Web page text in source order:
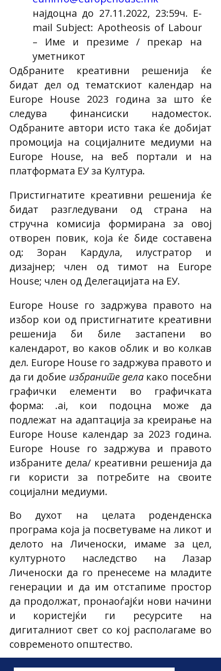
најдоцна до 27.11.2022, 23:59ч. E-
mail Subject: Apotheosis of Labour
– Име и презиме / прекар на
уметникот
Одбраните креативни решенија ќе
бидат дел од тематскиот календар на
Europe House 2023 година за што ќе
следува финансиски надоместок.
Одбраните автори исто така ќе добијат
промоција на социјалните медиуми на
Europe House, на веб портали и на
платформата ЕУ за Култура.
Пристигнатите креативни решенија ќе
бидат разгледувани од страна на
стручна комисија формирана за овој
отворен повик, која ќе биде составена
од: Зоран Кардула, илустратор и
дизајнер; член од тимот на Europe
House; член од Делегацијата на ЕУ.
Europe House го задржува правото на
избор кои од пристигнатите креативни
решенија би биле застапени во
календарот, во каков облик и во колкав
дел. Europe House го задржува правото и
да ги добие избраните дела како посебни
графички елементи во графичката
форма: .ai, кои подоцна може да
подлежат на адаптација за креирање на
Europe House календар за 2023 година.
Europe House го задржува и правото
избраните дела/ креативни решенија да
ги користи за потребите на своите
социјални медиуми.
Во духот на целата роденденска
програма која ја посветуваме на ликот и
делото на Личеноски, имаме за цел,
културното наследство на Лазар
Личеноски да го пренесеме на младите
генерации и да им отстапиме простор
да продолжат, пронаоѓајќи нови начини
и користејќи ги ресурсите на
дигиталниот свет со кој располагаме во
современото општество.